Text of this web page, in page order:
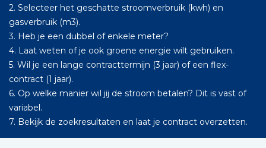
2. Selecteer het geschatte stroomverbruik (kwh) en
gasverbruik (m3).
3. Heb je een dubbel of enkele meter?
4. Laat weten of je ook groene energie wilt gebruiken.
5. Wil je een lange contracttermijn (3 jaar) of een flex-
contract (1 jaar).
6. Op welke manier wil jij de stroom betalen? Dit is vast of
variabel.
7. Bekijk de zoekresultaten en laat je contract overzetten.